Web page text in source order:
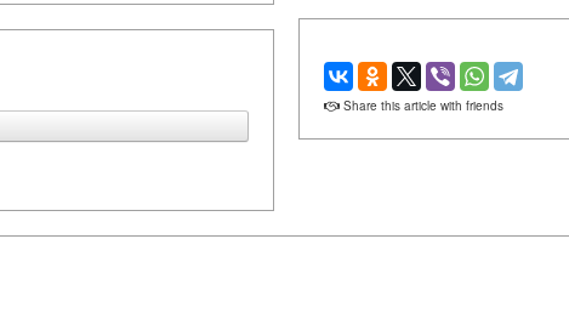
Share this article with friends